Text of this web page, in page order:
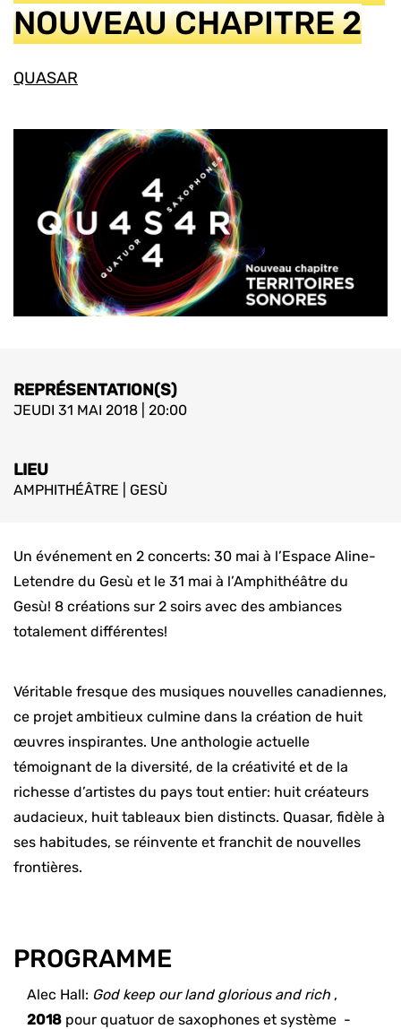
NOUVEAU CHAPITRE 2
QUASAR
Un événement en 2 concerts: 30 mai à l’Espace Aline-
Letendre du Gesù et le 31 mai à l’Amphithéâtre du
Gesù! 8 créations sur 2 soirs avec des ambiances
totalement différentes!
Véritable fresque des musiques nouvelles canadiennes,
ce projet ambitieux culmine dans la création de huit
œuvres inspirantes. Une anthologie actuelle
témoignant de la diversité, de la créativité et de la
richesse d’artistes du pays tout entier: huit créateurs
audacieux, huit tableaux bien distincts. Quasar, fidèle à
ses habitudes, se réinvente et franchit de nouvelles
frontières.
PROGRAMME
Alec Hall: God keep our land glorious and rich ,
2018 pour quatuor de saxophones et système -
REPRÉSENTATION(S)
JEUDI 31 MAI 2018 | 20:00
LIEU
AMPHITHÉÂTRE | GESÙ